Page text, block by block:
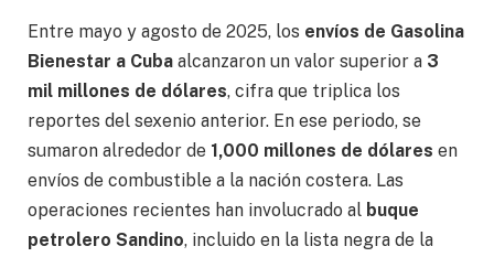
Entre mayo y agosto de 2025, los envíos de Gasolina
Bienestar a Cuba alcanzaron un valor superior a 3
mil millones de dólares, cifra que triplica los
reportes del sexenio anterior. En ese periodo, se
sumaron alrededor de 1,000 millones de dólares en
envíos de combustible a la nación costera. Las
operaciones recientes han involucrado al buque
petrolero Sandino, incluido en la lista negra de la